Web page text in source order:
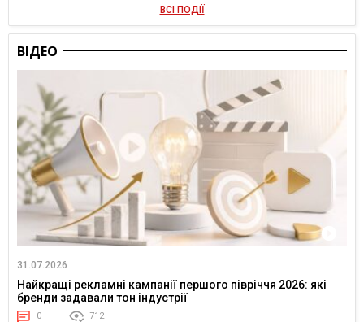
ВСІ ПОДІЇ
ВІДЕО
31.07.2026
Найкращі рекламні кампанії першого півріччя 2026: які
бренди задавали тон індустрії
0 712